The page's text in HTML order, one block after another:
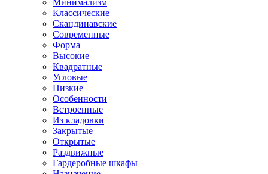
Минимализм
Классические
Скандинавские
Современные
Форма
Высокие
Квадратные
Угловые
Низкие
Особенности
Встроенные
Из кладовки
Закрытые
Открытые
Раздвижные
Гардеробные шкафы